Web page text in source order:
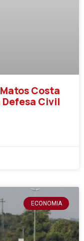
Costa
Civil
ECONOMIA